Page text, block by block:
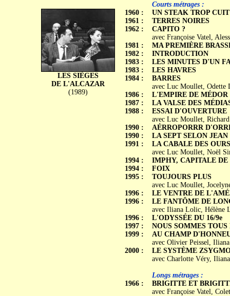
LES SIÈGES
DE L'ALCAZAR
(1989)
1960 :
1961 :
1962 :
1981 :
1982 :
1983 :
1983 :
1984 :
1986 :
1987 :
1988 :
1990 :
1990 :
1991 :
1994 :
1994 :
1995 :
1996 :
1996 :
1996 :
1997 :
1999 :
2000 :
1966 :
Courts métrages :
UN STEAK TROP CUIT
TERRES NOIRES
CAPITO ?
avec Françoise Vatel,
MA PREMIÈRE
INTRODUCTION
LES MINUTES D'UN
LES HAVRES
BARRES
avec Luc Moullet, Odette
L'EMPIRE DE MÉDOR
LA VALSE DES
ESSAI D'OUVERTURE
avec Luc Moullet,
AÉRROPORRR
LA SEPT SELON
LA CABALE DES
avec Luc Moullet, Noël
IMPHY, CAPITALE DE
FOIX
TOUJOURS PLUS
avec Luc Moullet,
LE VENTRE DE
LE FANTÔME DE
avec Iliana Lolic, Hélène
L'ODYSSÉE DU 16/9e
NOUS SOMMES TOUS
AU CHAMP
avec Olivier Peissel,
LE SYSTÈME
avec Charlotte Véry,
Longs métrages :
BRIGITTE ET
avec Françoise Vatel,